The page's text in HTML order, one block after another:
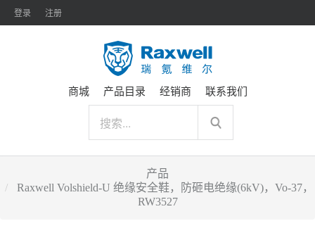
登录 注册
商城 产品目录 经销商 联系我们
产品
Raxwell Volshield-U 绝缘安全鞋，防砸电绝缘(6kV)，Vo-37，
RW3527